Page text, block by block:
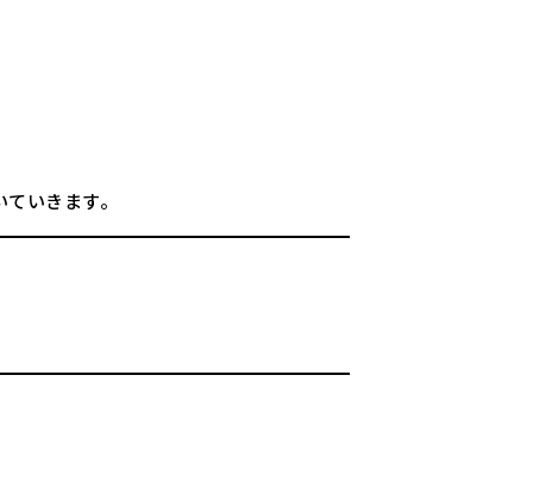
いきます。